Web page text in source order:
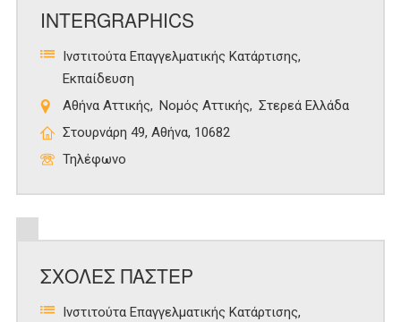
INTERGRAPHICS
Ινστιτούτα Επαγγελματικής Κατάρτισης
Εκπαίδευση
Αθήνα Αττικής
Νομός Αττικής
Στερεά Ελλάδα
Στουρνάρη 49, Αθήνα, 10682
Τηλέφωνο
ΣΧΟΛΕΣ ΠΑΣΤΕΡ
Ινστιτούτα Επαγγελματικής Κατάρτισης